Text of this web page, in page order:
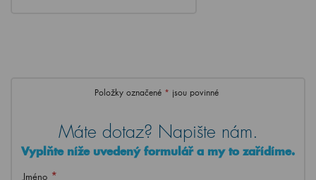
Položky označené * jsou povinné
Máte dotaz? Napište nám.
Vyplňte níže uvedený formulář a my to zařídíme.
Jméno *